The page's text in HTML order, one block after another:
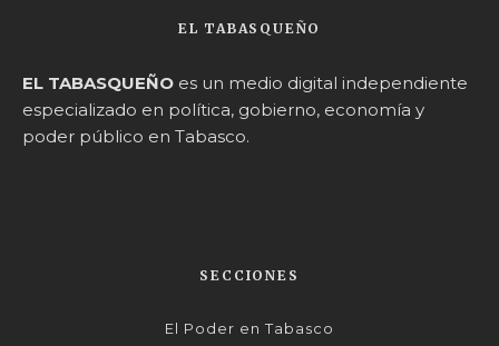
EL TABASQUEÑO
EL TABASQUEÑO es un medio digital independiente
especializado en política, gobierno, economía y
poder público en Tabasco.
SECCIONES
El Poder en Tabasco